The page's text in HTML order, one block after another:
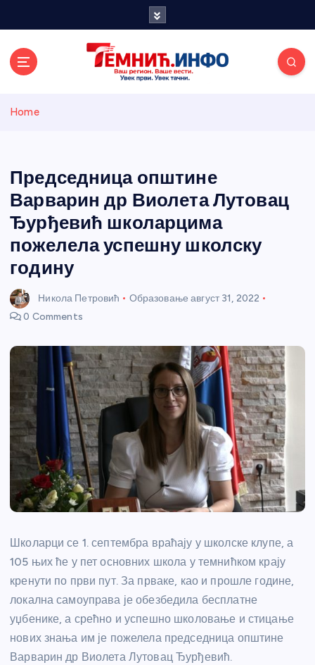
и портал
Home
Председница општине
Варварин др Виолета Лутовац
Ђурђевић школарцима
пожелела успешну школску
годину
Никола Петровић Образовање август 31, 2022
0 Comments
Школарци се 1. септембра враћају у школске клупе, а
105 њих ће у пет основних школа у темнићком крају
кренути по први пут. За прваке, као и прошле године,
локална самоуправа је обезбедила бесплатне
уџбенике, а срећно и успешно школовање и стицање
нових знања им је пожелела председница општине
Варварин др Виолета Лутовац Ђурђевић.